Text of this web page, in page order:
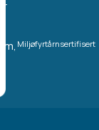
Miljøfyrtårnsertifisert